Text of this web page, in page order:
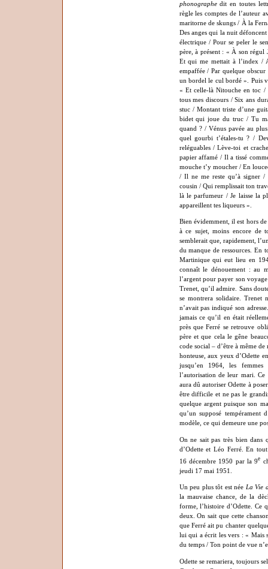
phonographedit en toutes
règle les comptes de l’auteur
maritorne de skungs / À la
Des anges qui la nuit
électrique / Pour se peler le
père, à présent : « À son régul
Et qui me mettait à l’index /
empaffée / Par quelque
un bordel le cul bordé ». Puis
« Et celle-là Nitouche en toc /
tous mes discours / Six ans
stuc / Montant triste d’une
bidet qui joue du truc / Tu
quand ? / Vénus pavée au
quel gourbi t’étales-tu ? /
reléguables / Lève-toi et
papier affamé / Il a tissé
mouche t’y moucher / En
/ Il ne me reste qu’à signer /
cousin / Qui remplissait ton
là le parfumeur / Je laisse la
appareillent tes liqueurs ».
Bien évidemment, il est hors
à ce sujet, moins encore de
semblerait que, rapidement,
du manque de ressources. En
Martinique qui eut lieu en
connaît le dénouement : au
l’argent pour payer son
Trenet, qu’il admire. Sans
se montrera solidaire. Trenet
n’avait pas indiqué son
jamais ce qu’il en était
près que Ferré se retrouve
père et que cela le gêne
code social – d’être à même
honteuse, aux yeux d’Odette
jusqu’en 1964, les
l’autorisation de leur mari.
aura dû autoriser Odette à
être difficile et ne pas le
quelque argent puisque son
qu’un supposé
modèle, ce qui demeure une
On ne sait pas très bien dans
d’Odette et Léo Ferré. En
16 décembre 1950 par la 9e
jeudi 17 mai 1951.
Un peu plus tôt est née La Vie
la mauvaise chance, de la
forme, l’histoire d’Odette. Ce
deux. On sait que cette
que Ferré ait pu chanter
lui qui a écrit les vers : « Mais
du temps / Ton point de vue
Odette se remariera, toujours